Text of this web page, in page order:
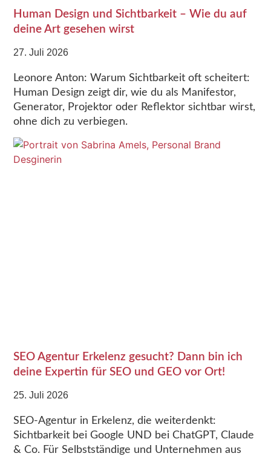
Human Design und Sichtbarkeit – Wie du auf
deine Art gesehen wirst
27. Juli 2026
Leonore Anton: Warum Sichtbarkeit oft scheitert:
Human Design zeigt dir, wie du als Manifestor,
Generator, Projektor oder Reflektor sichtbar wirst,
ohne dich zu verbiegen.
SEO Agentur Erkelenz gesucht? Dann bin ich
deine Expertin für SEO und GEO vor Ort!
25. Juli 2026
SEO-Agentur in Erkelenz, die weiterdenkt:
Sichtbarkeit bei Google UND bei ChatGPT, Claude
& Co. Für Selbstständige und Unternehmen aus